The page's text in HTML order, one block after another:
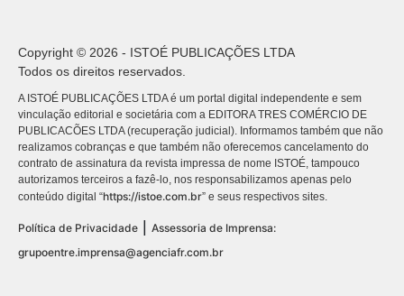
Copyright © 2026 - ISTOÉ PUBLICAÇÕES LTDA
Todos os direitos reservados.
A ISTOÉ PUBLICAÇÕES LTDA é um portal digital independente e sem
vinculação editorial e societária com a EDITORA TRES COMÉRCIO DE
PUBLICACÕES LTDA (recuperação judicial). Informamos também que não
realizamos cobranças e que também não oferecemos cancelamento do
contrato de assinatura da revista impressa de nome ISTOÉ, tampouco
autorizamos terceiros a fazê-lo, nos responsabilizamos apenas pelo
conteúdo digital “https://istoe.com.br” e seus respectivos sites.
Política de Privacidade
Assessoria de Imprensa:
grupoentre.imprensa@agenciafr.com.br